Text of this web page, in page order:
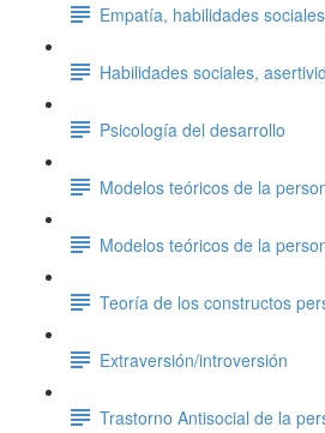
Empatía, habilidades
Habilidades sociales,
Psicología del desarrollo
Modelos teóricos de la
Modelos teóricos de la
Teoría de los constructos
Extraversión/introversión
Trastorno Antisocial de la